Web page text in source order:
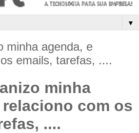
▼
minha agenda, e
emails, tarefas, ....
minha
relaciono com os
....